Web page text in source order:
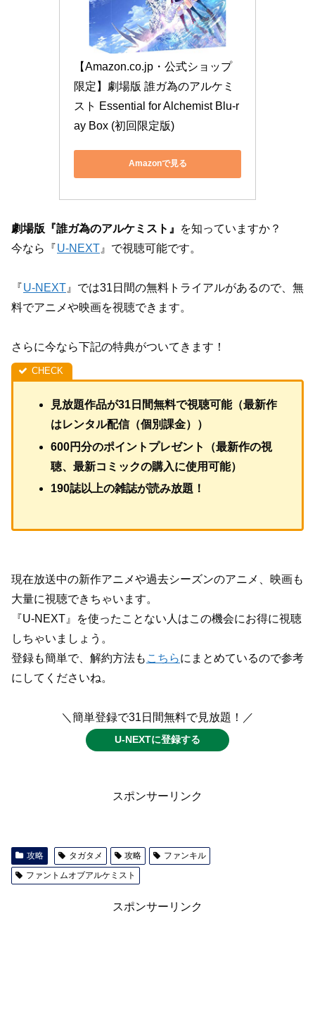
【Amazon.co.jp・公式ショップ
限定】劇場版 誰ガ為のアルケミ
スト Essential for Alchemist Blu-r
ay Box (初回限定版)
Amazonで見る
劇場版『誰ガ為のアルケミスト』
を知っていますか？
今なら『U-NEXT 』で視聴可能です。
『U-NEXT 』では31日間の無料トライアルがあるので、無
料でアニメや映画を視聴できます。
さらに今なら下記の特典がついてきます！
見放題作品が31日間無料で視聴可能（最新作
はレンタル配信（個別課金））
600円分のポイントプレゼント（最新作の視
聴、最新コミックの購入に使用可能）
190誌以上の雑誌が読み放題！
現在放送中の新作アニメや過去シーズンのアニメ、映画も
大量に視聴できちゃいます。
『U-NEXT』を使ったことない人はこの機会にお得に視聴
しちゃいましょう。
登録も簡単で、解約方法も こちらにまとめているので参考
にしてくださいね。
＼簡単登録で31日間無料で見放題！／
U-NEXTに登録する
スポンサーリンク
攻略 タガタメ 攻略
ファンキル
ファントムオブアルケミスト
スポンサーリンク